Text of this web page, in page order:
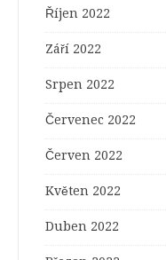
Říjen 2022
Září 2022
Srpen 2022
Červenec 2022
Červen 2022
Květen 2022
Duben 2022